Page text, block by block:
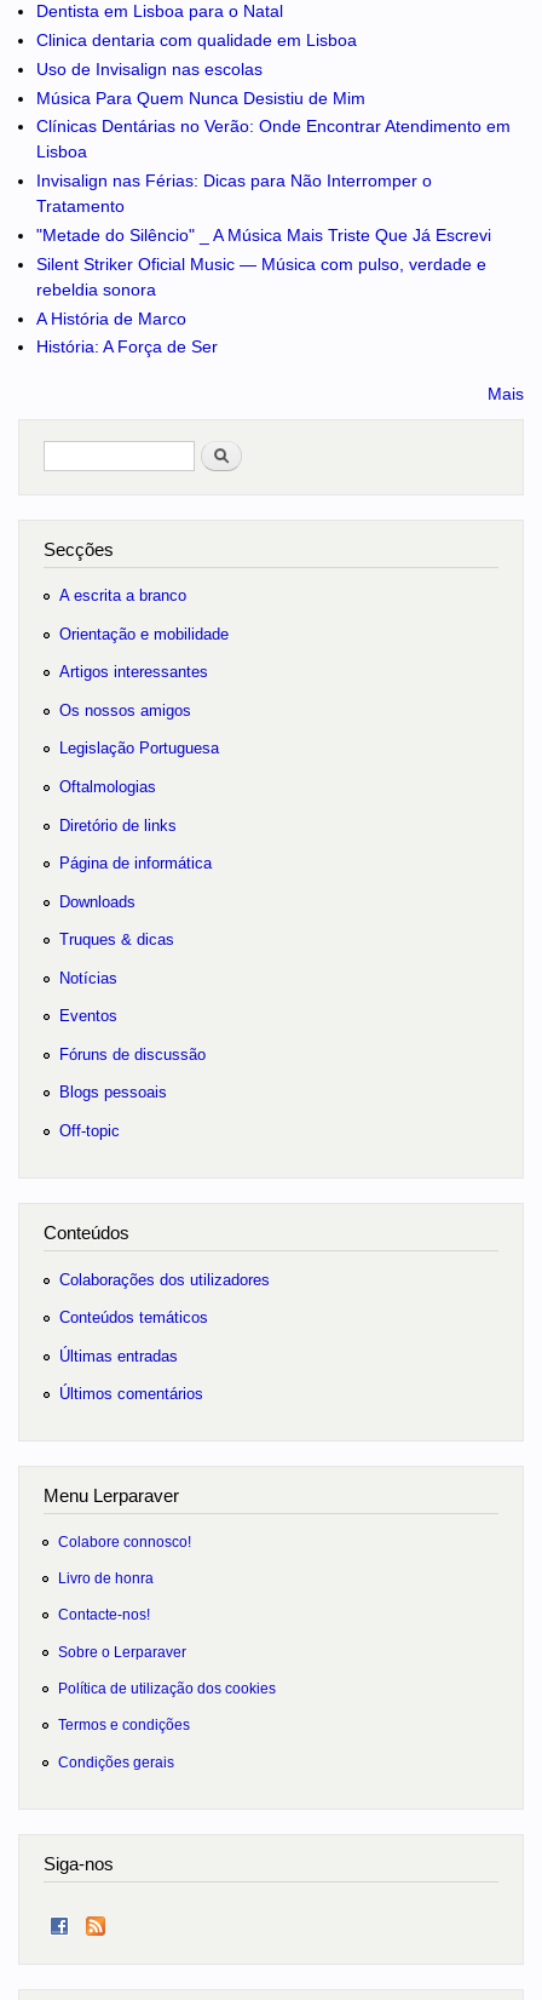
Dentista em Lisboa para o Natal
Clinica dentaria com qualidade em Lisboa
Uso de Invisalign nas escolas
Música Para Quem Nunca Desistiu de Mim
Clínicas Dentárias no Verão: Onde Encontrar Atendimento em
Lisboa
Invisalign nas Férias: Dicas para Não Interromper o
Tratamento
"Metade do Silêncio" _ A Música Mais Triste Que Já Escrevi
Silent Striker Oficial Music — Música com pulso, verdade e
rebeldia sonora
A História de Marco
História: A Força de Ser
Mais
Pesquisar
Secções
A escrita a branco
Orientação e mobilidade
Artigos interessantes
Os nossos amigos
Legislação Portuguesa
Oftalmologias
Diretório de links
Página de informática
Downloads
Truques & dicas
Notícias
Eventos
Fóruns de discussão
Blogs pessoais
Off-topic
Conteúdos
Colaborações dos utilizadores
Conteúdos temáticos
Últimas entradas
Últimos comentários
Menu Lerparaver
Colabore connosco!
Livro de honra
Contacte-nos!
Sobre o Lerparaver
Política de utilização dos cookies
Termos e condições
Condições gerais
Siga-nos